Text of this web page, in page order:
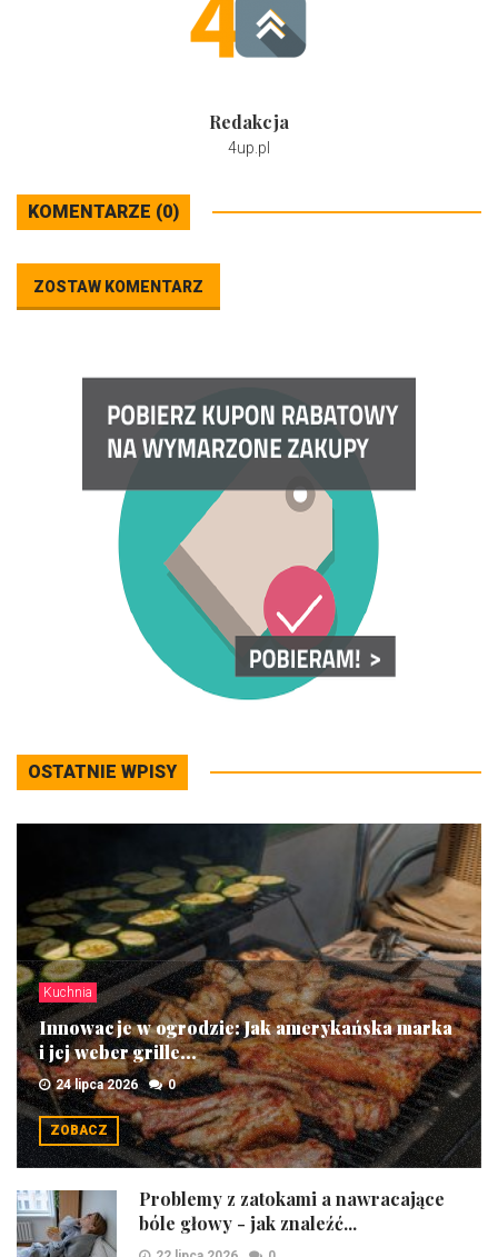
Redakcja
4up.pl
KOMENTARZE (0)
ZOSTAW KOMENTARZ
OSTATNIE WPISY
Kuchnia
Innowacje w ogrodzie: Jak amerykańska marka
i jej weber grille...
24 lipca 2026 0
ZOBACZ
Problemy z zatokami a nawracające
bóle głowy - jak znaleźć...